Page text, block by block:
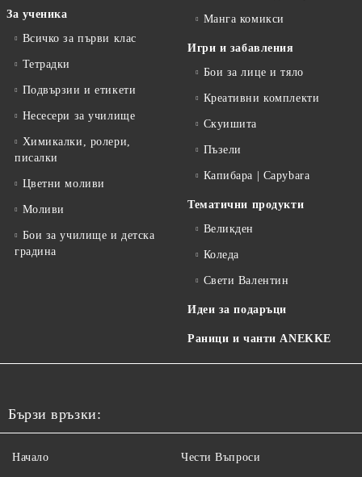
За ученика
Всичко за първи клас
Тетрадки
Подвързии и етикети
Несесери за училище
Химикалки, ролери,
писалки
Цветни моливи
Моливи
Бои за училище и детска
градина
Манга комикси
Игри и забавления
Бои за лице и тяло
Креативни комплекти
Скуишита
Пъзели
Капибара | Capybara
Тематични продукти
Великден
Коледа
Свети Валентин
Идеи за подаръци
Раници и чанти ANEKKE
Бързи връзки:
Начало Чести Въпроси